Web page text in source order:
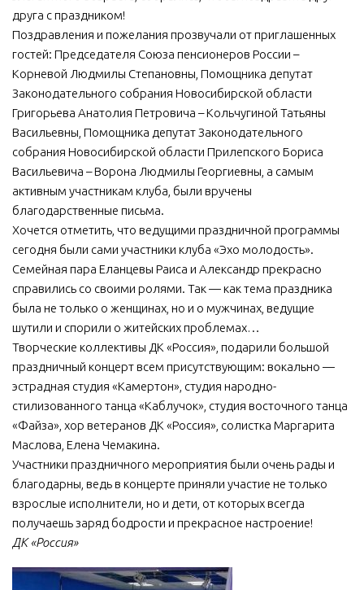
МБУ Дом культуры «Молодость»
МБУ Дом культуры «Октябрь»
МБОУ ДО «Детская школа искусств»
МБОУ ДО «Детская музыкальная школа»
МБУК «Искитимский городской историко-художественный
музей»
МБУ Парк культуры и отдыха им. И.В. Коротеева
ДК «Россия»
Афиша
Независимая оценка качества
Контакты
друга с праздником!
Поздравления и пожелания прозвучали от приглашенных
гостей: Председателя Союза пенсионеров России –
Корневой Людмилы Степановны, Помощника депутат
Законодательного собрания Новосибирской области
Григорьева Анатолия Петровича – Кольчугиной Татьяны
Васильевны, Помощника депутат Законодательного
собрания Новосибирской области Прилепского Бориса
Васильевича – Ворона Людмилы Георгиевны, а самым
активным участникам клуба, были вручены
благодарственные письма.
Хочется отметить, что ведущими праздничной программы
сегодня были сами участники клуба «Эхо молодость».
Семейная пара Еланцевы Раиса и Александр прекрасно
справились со своими ролями. Так — как тема праздника
была не только о женщинах, но и о мужчинах, ведущие
шутили и спорили о житейских проблемах…
Творческие коллективы ДК «Россия», подарили большой
праздничный концерт всем присутствующим: вокально —
эстрадная студия «Камертон», студия народно-
стилизованного танца «Каблучок», студия восточного танца
«Файза», хор ветеранов ДК «Россия», солистка Маргарита
Маслова, Елена Чемакина.
Участники праздничного мероприятия были очень рады и
благодарны, ведь в концерте приняли участие не только
взрослые исполнители, но и дети, от которых всегда
получаешь заряд бодрости и прекрасное настроение!
ДК «Россия»